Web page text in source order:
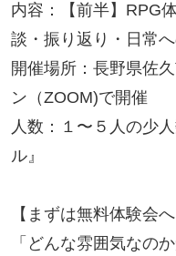
内容：【前半】RPG
談・振り返り・日常へ
開催場所：長野県佐
ン（ZOOM)で開催
人数：１〜５人の少
ル』
【まずは無料体験会へ
「どんな雰囲気なの